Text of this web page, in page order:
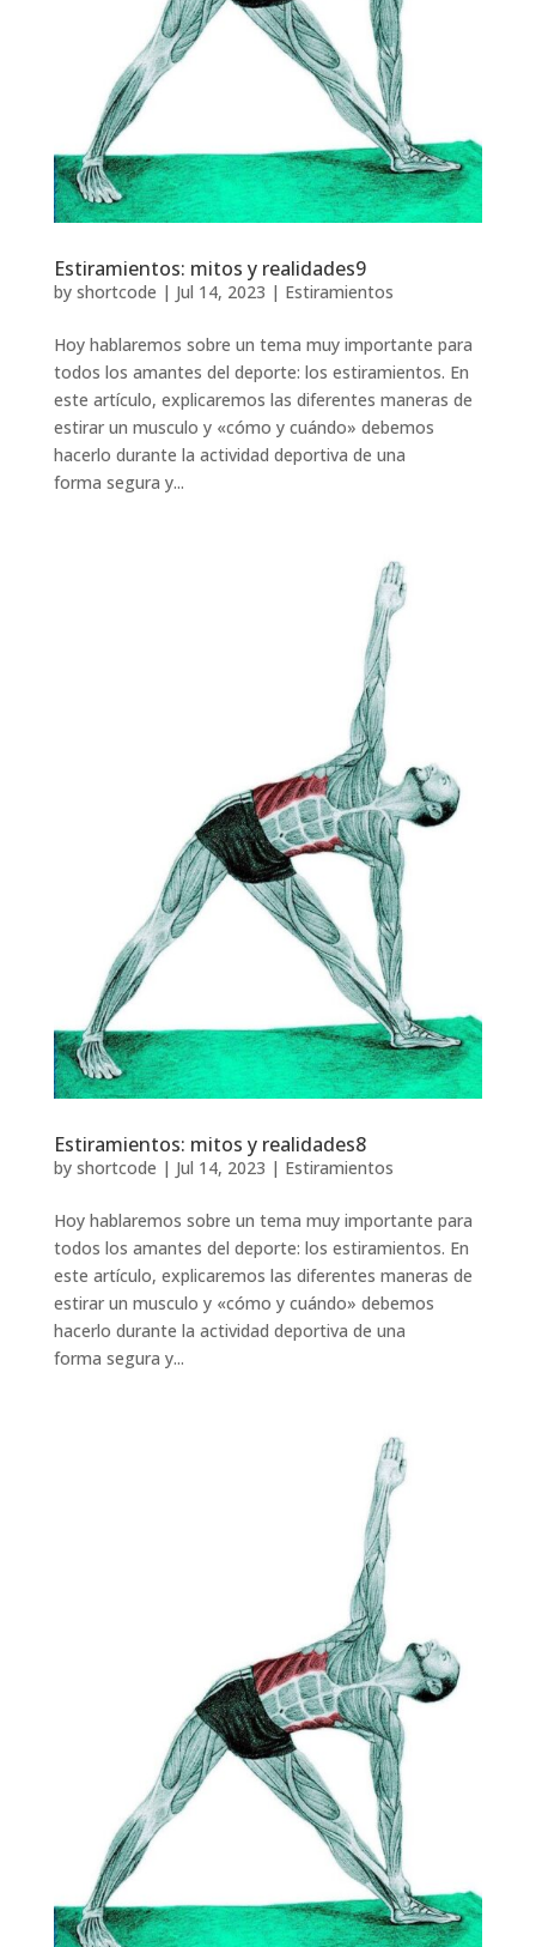
Estiramientos: mitos y realidades9
by shortcode | Jul 14, 2023 | Estiramientos
Hoy hablaremos sobre un tema muy importante para
todos los amantes del deporte: los estiramientos. En
este artículo, explicaremos las diferentes maneras de
estirar un musculo y «cómo y cuándo» debemos
hacerlo durante la actividad deportiva de una
forma segura y...
Estiramientos: mitos y realidades8
by shortcode | Jul 14, 2023 | Estiramientos
Hoy hablaremos sobre un tema muy importante para
todos los amantes del deporte: los estiramientos. En
este artículo, explicaremos las diferentes maneras de
estirar un musculo y «cómo y cuándo» debemos
hacerlo durante la actividad deportiva de una
forma segura y...